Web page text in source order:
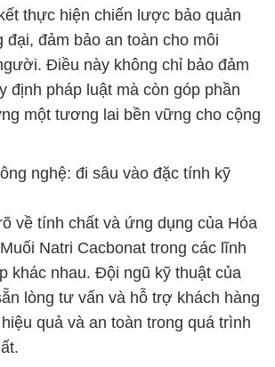
thực hiện chiến lược bảo quản
đại, đảm bảo an toàn cho môi
Điều này không chỉ bảo đảm
định pháp luật mà còn góp phần
một tương lai bền vững cho cộng
nghệ: đi sâu vào đặc tính kỹ
về tính chất và ứng dụng của Hóa
Natri Cacbonat trong các lĩnh
khác nhau. Đội ngũ kỹ thuật của
lòng tư vấn và hỗ trợ khách hàng
quả và an toàn trong quá trình